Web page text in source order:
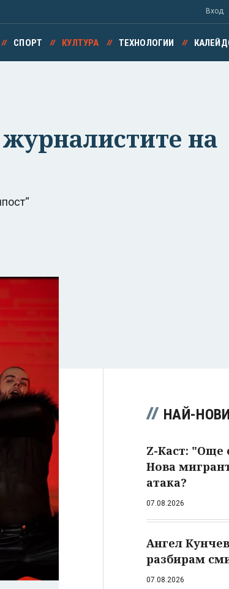
Вход
СПОРТ КУЛТУРА ТЕХНОЛОГИИ
на
НАЙ-НОВИ
Z-Каст: "Още
Нова
атака?
07.08.2026
Ангел
разбирам
07.08.2026